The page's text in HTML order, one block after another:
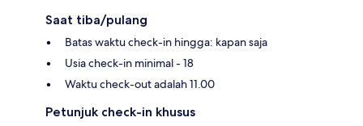
Saat tiba/pulang
Batas waktu check-in hingga: kapan saja
Usia check-in minimal - 18
Waktu check-out adalah 11.00
Petunjuk check-in khusus